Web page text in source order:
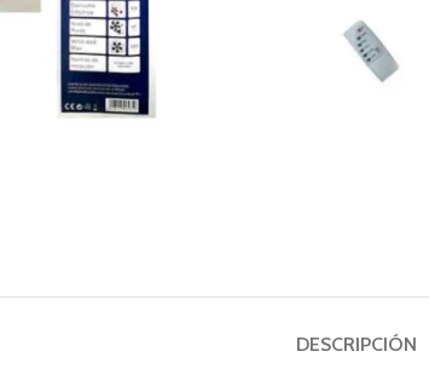
DESCRIPCIÓN